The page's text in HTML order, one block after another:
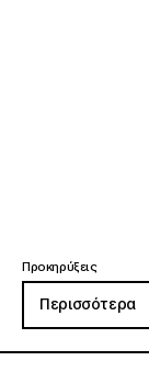
Προκηρύξεις
Περισσότερα